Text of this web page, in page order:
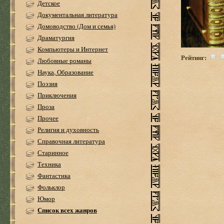
Детское
Документальная литература
Домоводство (Дом и семья)
Драматургия
Компьютеры и Интернет
Любовные романы
Наука, Образование
Поэзия
Приключения
Проза
Прочее
Религия и духовность
Справочная литература
Старинное
Техника
Фантастика
Фольклор
Юмор
Список всех жанров
Рейтинг: